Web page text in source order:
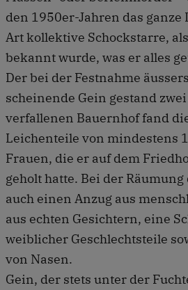
den 1950er-Jahren das ganze
Art kollektive Schockstarre,
bekannt wurde, was er alles
Der bei der Festnahme
scheinende Gein gestand
verfallenen Bauernhof fand
Leichenteile von mindestens
Frauen, die er auf dem
geholt hatte. Bei der
auch einen Anzug aus
aus echten Gesichtern, eine
weiblicher Geschlechtsteile
von Nasen.
Gein, der stets unter der